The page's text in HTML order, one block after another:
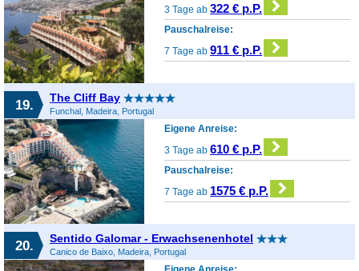
3 Tage ab322 € p.P.
Pauschalreise:
7 Tage ab911 € p.P.
19. The Cliff Bay
Funchal, Madeira, Portugal
Eigene Anreise:
3 Tage ab610 € p.P.
Pauschalreise:
7 Tage ab 1575 € p.P.
20. Sentido Galomar - Erwachsenenhotel
Canico de Baixo, Madeira, Portugal